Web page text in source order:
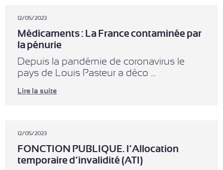
12/05/2023
Médicaments : La France contaminée par
la pénurie
Depuis la pandémie de coronavirus le
pays de Louis Pasteur a déco ...
Lire la suite
12/05/2023
FONCTION PUBLIQUE. l’Allocation
temporaire d’invalidité (ATI)